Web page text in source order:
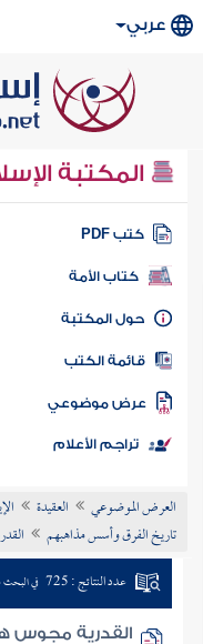
عربي
المكتبة
كتب PDF
كتاب الأمة
المكتبة
الكتب
موضوعي
تراجم الأعلام
العرض الموضوعي العقيدة
تاريخ الفرق وأسس مذاهبهم
عدد النتائج : 725 في
القدرية مجوس